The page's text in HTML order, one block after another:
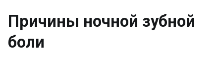
Причины ночной зубной
боли